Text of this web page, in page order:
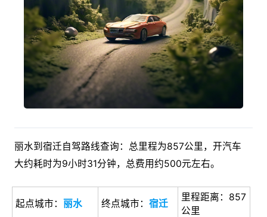
丽水到宿迁自驾路线查询：总里程为857公里，开汽车
大约耗时为9小时31分钟，总费用约500元左右。
起点城市： 丽水 终点城市： 宿迁
里程距离：857
公里